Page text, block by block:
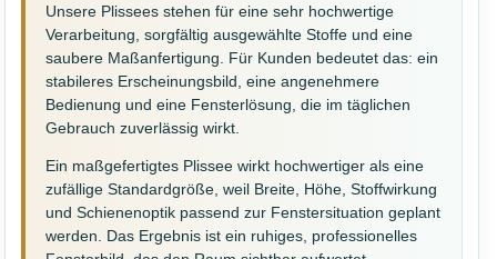
Unsere Plissees stehen für eine sehr hochwertige
Verarbeitung, sorgfältig ausgewählte Stoffe und eine
saubere Maßanfertigung. Für Kunden bedeutet das: ein
stabileres Erscheinungsbild, eine angenehmere
Bedienung und eine Fensterlösung, die im täglichen
Gebrauch zuverlässig wirkt.
Ein maßgefertigtes Plissee wirkt hochwertiger als eine
zufällige Standardgröße, weil Breite, Höhe, Stoffwirkung
und Schienenoptik passend zur Fenstersituation geplant
werden. Das Ergebnis ist ein ruhiges, professionelles